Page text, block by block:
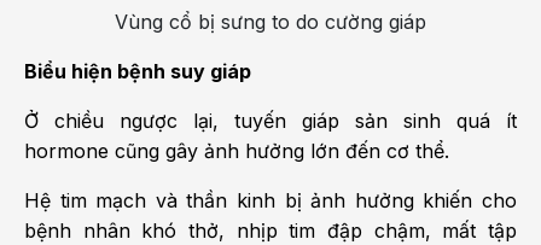
Vùng cổ bị sưng to do cường giáp
Biểu hiện bệnh suy giáp
Ở chiều ngược lại, tuyến giáp sản sinh quá ít
hormone cũng gây ảnh hưởng lớn đến cơ thể.
Hệ tim mạch và thần kinh bị ảnh hưởng khiến cho
bệnh nhân khó thở, nhịp tim đập chậm, mất tập